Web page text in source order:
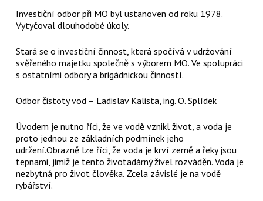
Investiční odbor při MO byl ustanoven od roku 1978.
Vytyčoval dlouhodobé úkoly.
Stará se o investiční činnost, která spočívá v udržování
svěřeného majetku společně s výborem MO. Ve spolupráci
s ostatními odbory a brigádnickou činností.
Odbor čistoty vod – Ladislav Kalista, ing. O. Splídek
Úvodem je nutno říci, že ve vodě vznikl život, a voda je
proto jednou ze základních podmínek jeho
udržení.Obrazně lze říci, že voda je krví země a řeky jsou
tepnami, jimiž je tento životadárný živel rozváděn. Voda je
nezbytná pro život člověka. Zcela závislé je na vodě
rybářství.